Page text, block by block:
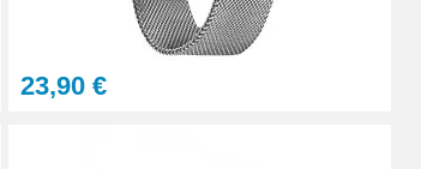
Ajouter au panier
23,90 €